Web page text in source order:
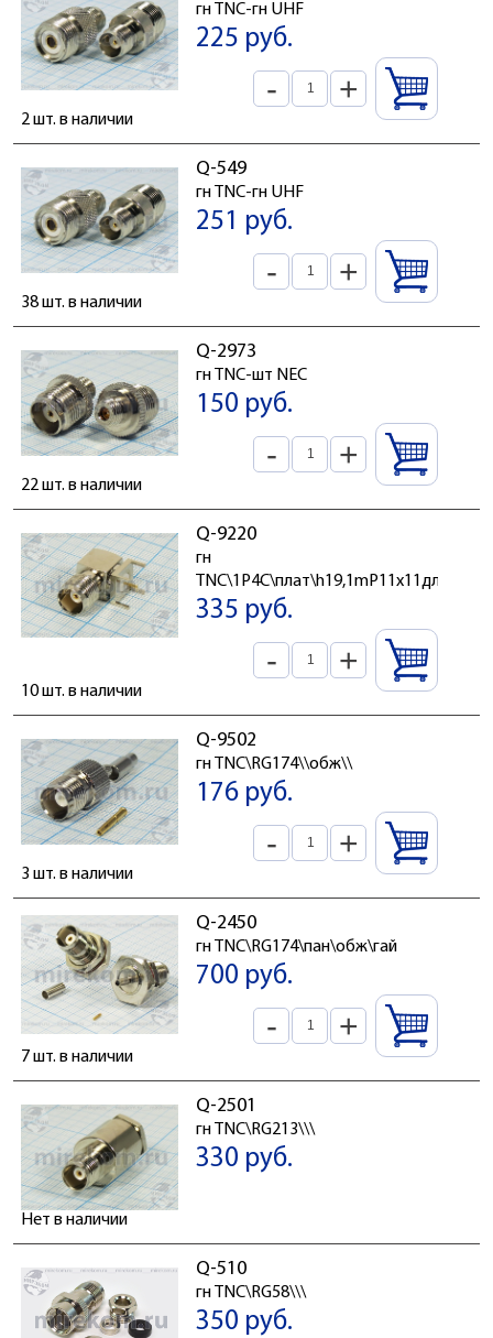
гн TNC-гн UHF
225 руб.
- +
2 шт. в наличии
Q-549
гн TNC-гн UHF
251 руб.
- +
38 шт. в наличии
Q-2973
гн TNC-шт NEC
150 руб.
- +
22 шт. в наличии
Q-9220
гн
335 руб.
- +
10 шт. в наличии
Q-9502
гн TNC\RG174\\обж\\
176 руб.
- +
3 шт. в наличии
Q-2450
гн TNC\RG174\пан\обж\гай
700 руб.
- +
7 шт. в наличии
Q-2501
гн TNC\RG213\\\
330 руб.
Нет в наличии
Q-510
гн TNC\RG58\\\
350 руб.